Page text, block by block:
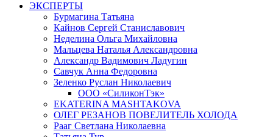
ЭКСПЕРТЫ
Бурмагина Татьяна
Кайнов Сергей Станиславович
Неделина Ольга Михайловна
Мальцева Наталья Александровна
Александр Вадимович Ладугин
Савчук Анна Федоровна
Зеленко Руслан Николаевич
ООО «СиликонТэк»
EKATERINA MASHTAKOVA
ОЛЕГ РЕЗАНОВ ПОВЕЛИТЕЛЬ ХОЛОДА
Рааг Светлана Николаевна